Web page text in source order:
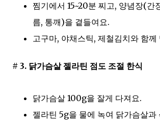
찜기에서 15~20분 찌고, 양념장(간
름, 통깨)을 곁들여요.
고구마, 야채스틱, 제철김치와 함께
# 3. 닭가슴살 젤라틴 점도 조절 한식
닭가슴살 100g을 잘게 다져요.
젤라틴 5g을 물에 녹여 닭가슴살과